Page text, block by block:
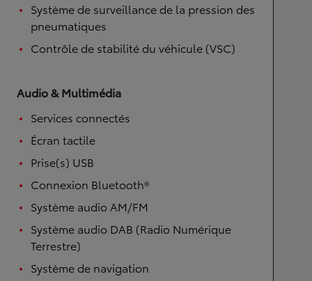
Système de surveillance de la pression des
pneumatiques
Contrôle de stabilité du véhicule (VSC)
Audio & Multimédia
Services connectés
Écran tactile
Prise(s) USB
Connexion Bluetooth®
Système audio AM/FM
Système audio DAB (Radio Numérique
Terrestre)
Système de navigation